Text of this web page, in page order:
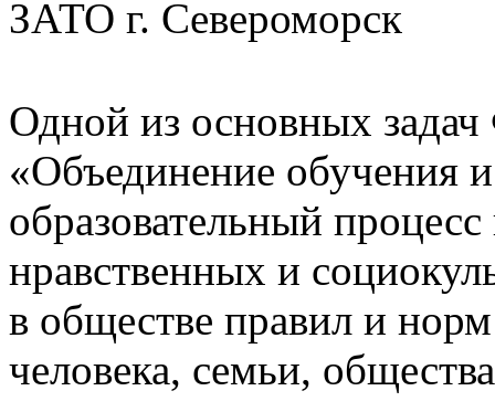
ЗАТО г. Североморск
Одной из основных
«Объединение обучения
образовательный
нравственных и
в обществе правил и
человека, семьи,